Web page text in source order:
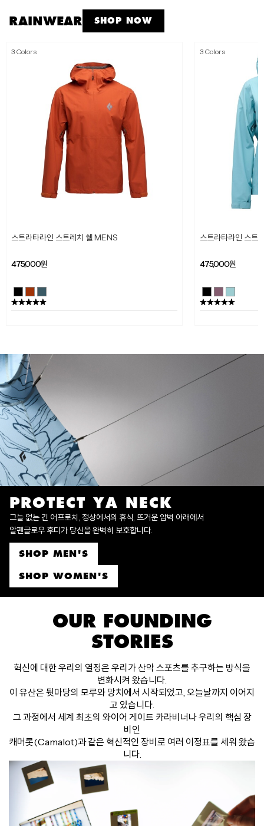
RAINWEAR SHOP NOW
3 Colors
스트라타라인 스트레치 쉘 MENS
475,000원
3 Colors
스트라타라인 스
475,000원
PROTECT YA NECK
그늘 없는 긴 어프로치, 정상에서의 휴식, 뜨거운 암벽 아래에서
알펜글로우 후디가 당신을 완벽히 보호합니다.
SHOP MEN'S
SHOP WOMEN'S
OUR FOUNDING
STORIES
혁신에 대한 우리의 열정은 우리가 산악 스포츠를 추구하는 방식을
변화시켜 왔습니다.
이 유산은 뒷마당의 모루와 망치에서 시작되었고, 오늘날까지 이어지
고 있습니다.
그 과정에서 세계 최초의 와이어 게이트 카라비너나 우리의 핵심 장
비인
캐머롯(Camalot)과 같은 혁신적인 장비로 여러 이정표를 세워 왔습
니다.